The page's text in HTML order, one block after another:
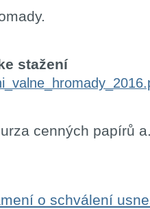
stažení
cenných papírů
o schválení